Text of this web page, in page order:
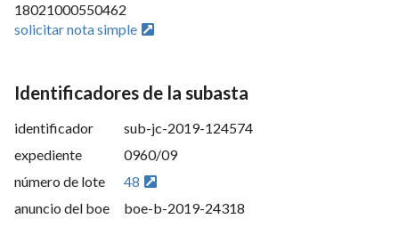
18021000550462
solicitar nota simple
Identificadores de la subasta
identificador
sub-jc-2019-124574
expediente
0960/09
número de lote
48
anuncio del boe
boe-b-2019-24318